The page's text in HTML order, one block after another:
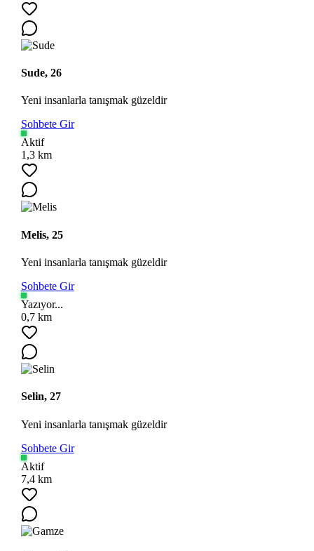
Sude, 26
Yeni insanlarla tanışmak güzeldir
Sohbete Gir
Aktif
1,3 km
Melis, 25
Yeni insanlarla tanışmak güzeldir
Sohbete Gir
Yazıyor...
0,7 km
Selin, 27
Yeni insanlarla tanışmak güzeldir
Sohbete Gir
Aktif
7,4 km